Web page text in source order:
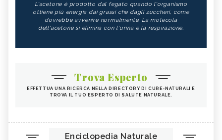
L'acetone è prodotto dal fegato quando l'organismo
ottiene più energia dai grassi che dagli zuccheri, come
dovrebbe avvenire normalmente. La molecola
dell'acetone si elimina con l'urina e la respirazione.
Trova Esperto
EFFETTUA UNA RICERCA NELLA DIRECTORY DI CURE-NATURALI E
TROVA IL TUO ESPERTO DI SALUTE NATURALE.
Enciclopedia Naturale